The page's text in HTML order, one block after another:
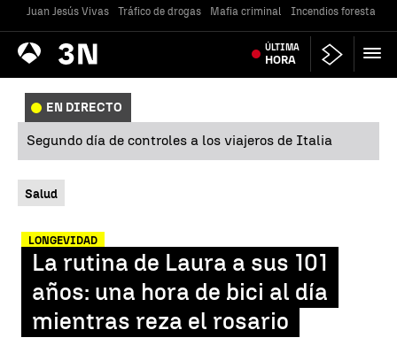
Juan Jesús Vivas Tráfico de drogas Mafia criminal Incendios forestales
Antena
3 Noticias ÚLTIMA
HORA
EN DIRECTO
Segundo día de controles a los viajeros de Italia
Salud
LONGEVIDAD
La rutina de Laura a sus 101
años: una hora de bici al día
mientras reza el rosario